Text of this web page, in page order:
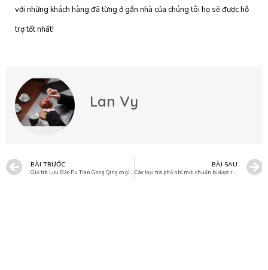
với những khách hàng đã từng ở gần nhà của chúng tôi họ sẽ được hỗ
trợ tốt nhất!
Lan Vy
BÀI TRƯỚC
Giỏ trà Lưu Bảo Pu Tian Gong Qing có gì đằng sau sự hiếm thấy ấy
BÀI SAU
Các loại trà phổ nhĩ mới chuẩn bị được ra mắt trong năm 2014